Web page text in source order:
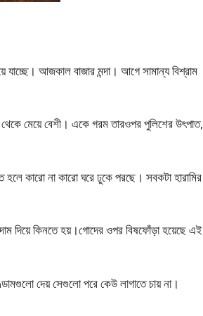
যাচ্ছে। আজকাল বাজার মন্দা। আগে সামান্য বিশ্রাম
মেয়ে বেশী। একে গরম তারওপর পুলিশের উৎপাত,
কারো না কারো ঘরে ঢুকে পরছে। সবকটা হারামির
দাম দিয়ে কিনতে হয়।গোদের ওপর বিষফোঁড়া হয়েছে এই
দেয় সেগুলো পরে কেউ লাগাতে চায় না।